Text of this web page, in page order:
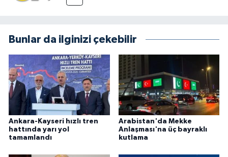
Bunlar da ilginizi çekebilir
Ankara-Kayseri hızlı tren
hattında yarı yol
tamamlandı
Arabistan'da Mekke
Anlaşması'na üç bayraklı
kutlama